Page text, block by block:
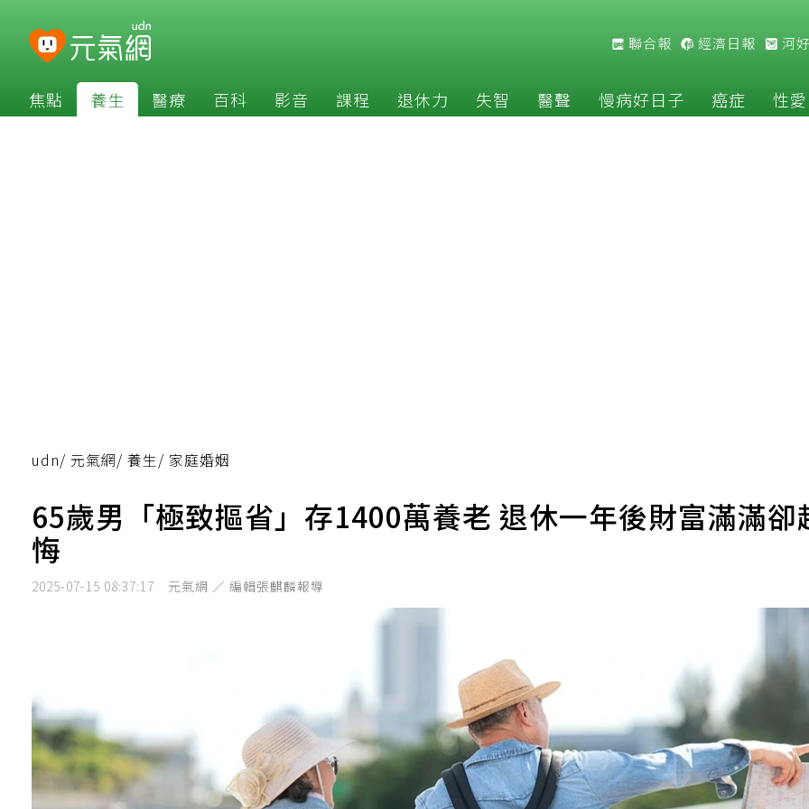
聯合報 經濟日報 河
焦點 養生 醫療 百科 影音 課程 退休力 失智 醫聲 慢病好日子 癌症 性愛
udn/ 元氣網/ 養生/ 家庭婚姻
65歲男「極致摳省」存1400萬養老 退休一年後財富滿滿
悔
2025-07-15 08:37:17 元氣網 ／ 編輯張麒麟報導